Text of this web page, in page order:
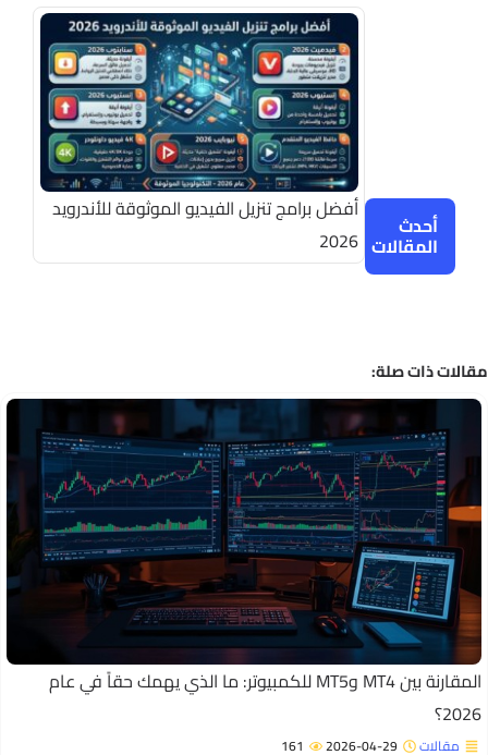
أحدث
المقالات
أفضل برامج تنزيل الفيديو الموثوقة للأندرويد
2026
ذات صلة:
المقارنة بين MT4 وMT5 للكمبيوتر: ما الذي يهمك حقاً في عام
مقالات 2026-04-29
161